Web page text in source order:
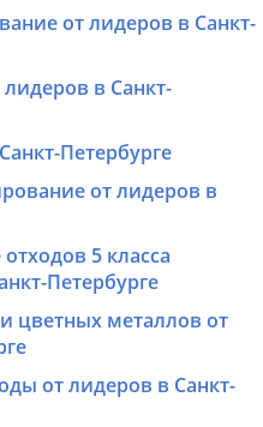
от лидеров в Санкт-
в Санкт-
Петербурге
от лидеров в
5 класса
Петербурге
цветных металлов от
от лидеров в Санкт-